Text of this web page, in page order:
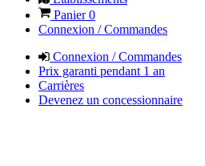
Panier0
Connexion / Commandes
Connexion / Commandes
Prix garanti pendant 1 an
Carrières
Devenez un concessionnaire